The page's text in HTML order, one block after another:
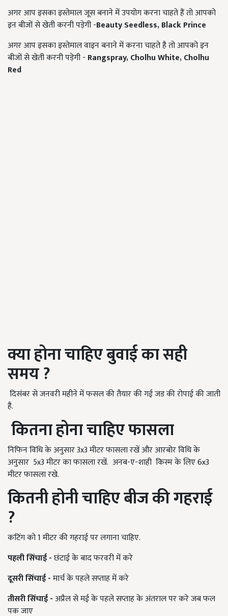
अगर आप इसका इस्तेमाल जूस बनाने में उपयोग करना चाहते हैं तो आपको
इन बीजों से खेती करनी पड़ेगी -Beauty Seedless, Black Prince
अगर आप इसका इस्तेमाल वाइन बनाने में करना चाहते है तो आपको इन
बीजों से खेती करनी पड़ेगी - Rangspray, Cholhu White, Cholhu
Red
क्या होना चाहिए बुवाई का सही
समय ?
दिसंबर से जनवरी महीने में फसल की तैयार की गई जड की रोपाई की जाती
है.
कितना होना चाहिए फासला
निफिन विधि के अनुसार 3x3 मीटर फासला रखें और आरबोर विधि के
अनुसार 5x3 मीटर का फासला रखें. अनब-ए-शाही किस्म के लिए 6x3
मीटर फासला रखे.
कितनी होनी चाहिए बीज की गहराई
?
कटिंग को 1 मीटर की गहराई पर लगाना चाहिए.
पहली सिंचाई -छंटाई के बाद फरवरी में करे
दूसरी सिंचाई -मार्च के पहले सप्ताह में करे
तीसरी सिंचाई -अप्रैल से मई के पहले सप्ताह के अंतराल पर करे जब फल
पक जाए